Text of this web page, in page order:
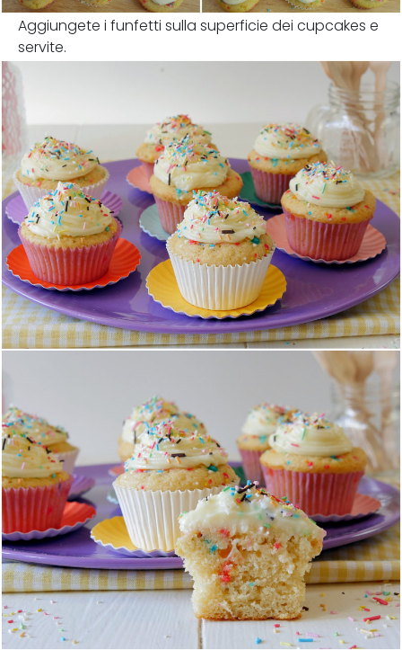
Aggiungete i funfetti sulla superficie dei cupcakes e
servite.